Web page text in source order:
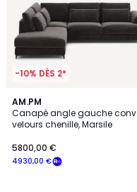
-10% DÈS 2*
AM.PM
Canapé angle gauche conv
velours chenille, Marsile
4930,00 €
5800,00 €
8
Couleurs